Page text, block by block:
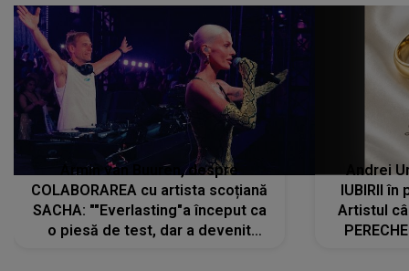
Armin van Buuren, despre
COLABORAREA cu artista scoțiană
SACHA: ""Everlasting"a început ca
o piesă de test, dar a devenit
Andrei
IUBIRII
Artistul